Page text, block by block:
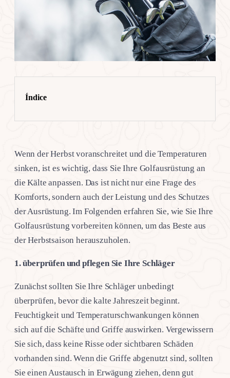
Índice
Wenn der Herbst voranschreitet und die Temperaturen
sinken, ist es wichtig, dass Sie Ihre Golfausrüstung an
die Kälte anpassen. Das ist nicht nur eine Frage des
Komforts, sondern auch der Leistung und des Schutzes
der Ausrüstung. Im Folgenden erfahren Sie, wie Sie Ihre
Golfausrüstung vorbereiten können, um das Beste aus
der Herbstsaison herauszuholen.
1. überprüfen und pflegen Sie Ihre Schläger
Zunächst sollten Sie Ihre Schläger unbedingt
überprüfen, bevor die kalte Jahreszeit beginnt.
Feuchtigkeit und Temperaturschwankungen können
sich auf die Schäfte und Griffe auswirken. Vergewissern
Sie sich, dass keine Risse oder sichtbaren Schäden
vorhanden sind. Wenn die Griffe abgenutzt sind, sollten
Sie einen Austausch in Erwägung ziehen, denn gut